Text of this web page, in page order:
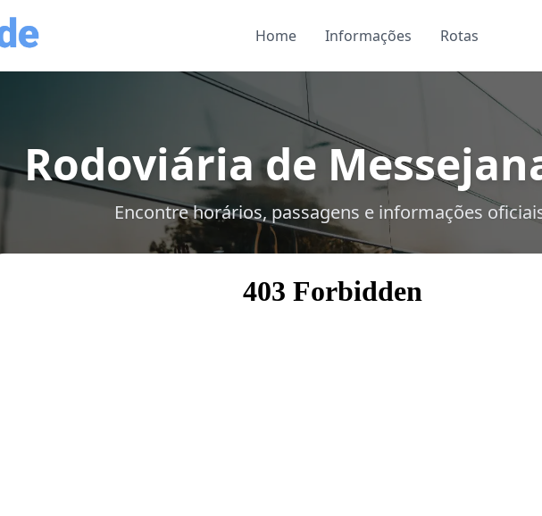
Home Informações Rotas
Rodoviária de
Encontre horários, passagens e informações